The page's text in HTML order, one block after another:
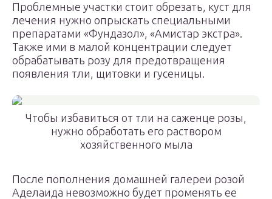
Проблемные участки стоит обрезать, куст для
лечения нужно опрыскать специальными
препаратами «Фундазол», «Амистар экстра».
Также ими в малой концентрации следует
обрабатывать розу для предотвращения
появления тли, щитовки и гусеницы.
Чтобы избавиться от тли на саженце розы,
нужно обработать его раствором
хозяйственного мыла
После пополнения домашней галереи розой
Аделаида невозможно будет променять ее